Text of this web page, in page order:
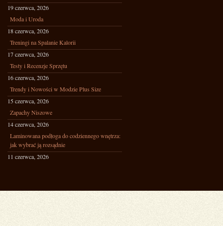
19 czerwca, 2026
Moda i Uroda
18 czerwca, 2026
Treningi na Spalanie Kalorii
17 czerwca, 2026
Testy i Recenzje Sprzętu
16 czerwca, 2026
Trendy i Nowości w Modzie Plus Size
15 czerwca, 2026
Zapachy Niszowe
14 czerwca, 2026
Laminowana podłoga do codziennego wnętrza:
jak wybrać ją rozsądnie
11 czerwca, 2026